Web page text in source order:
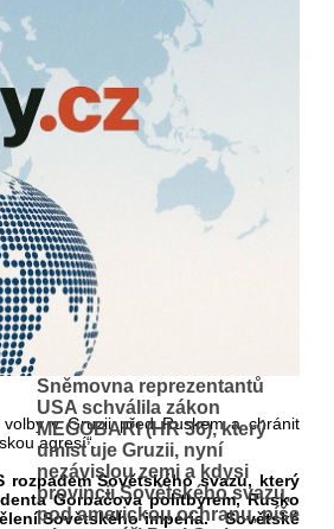
Sněmovna reprezentantů
USA schválila zákon
MEGOBARI (HR 36), který
umisťuje Gruzii, nyní
nezávislou zemi a kdysi
provincii Sovětského svazu,
pod americkou ochranu, píše
v Gruzii před Ruskem a chránit
agresí“.
Sovětského svazu, který
Gorbačova politbyrem, Rusko
Sovětského impéria. Sovětské